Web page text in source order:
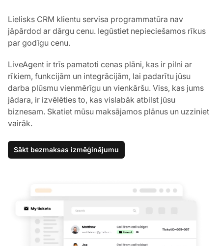
Lielisks CRM klientu servisa programmatūra nav
jāpārdod ar dārgu cenu. Iegūstiet nepieciešamos rīkus
par godīgu cenu.
LiveAgent ir trīs pamatoti cenas plāni, kas ir pilni ar
rīkiem, funkcijām un integrācijām, lai padarītu jūsu
darba plūsmu vienmērīgu un vienkāršu. Viss, kas jums
jādara, ir izvēlēties to, kas vislabāk atbilst jūsu
biznesam. Skatiet mūsu maksājamos plānus un uzziniet
vairāk.
Sākt bezmaksas izmēģinājumu